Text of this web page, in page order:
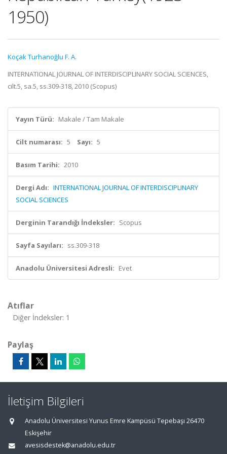
1950)
Koçak Turhanoğlu F. A.
INTERNATIONAL JOURNAL OF INTERDISCIPLINARY SOCIAL SCIENCES,
cilt.5, sa.5, ss.309-318, 2010 (Scopus)
Yayın Türü: Makale / Tam Makale
Cilt numarası: 5 Sayı: 5
Basım Tarihi: 2010
Dergi Adı: INTERNATIONAL JOURNAL OF INTERDISCIPLINARY
SOCIAL SCIENCES
Derginin Tarandığı İndeksler: Scopus
Sayfa Sayıları: ss.309-318
Anadolu Üniversitesi Adresli: Evet
Atıflar
Diğer İndeksler: 1
Paylaş
İletişim Bilgileri
Anadolu Üniversitesi Yunus Emre Kampüsü Tepebaşı 26470
Eskişehir
avesisdestek@anadolu.edu.tr